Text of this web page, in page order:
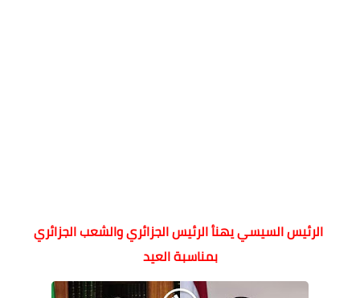
الرئيس السيسي يهنأ الرئيس الجزائري والشعب الجزائري
بمناسبة العيد